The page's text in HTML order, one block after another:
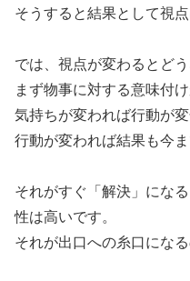
そうすると結果として視点
では、視点が変わるとどう
まず物事に対する意味付
気持ちが変われば行動が変
行動が変われば結果も今
それがすぐ「解決」にな
性は高いです。
それが出口への糸口になる